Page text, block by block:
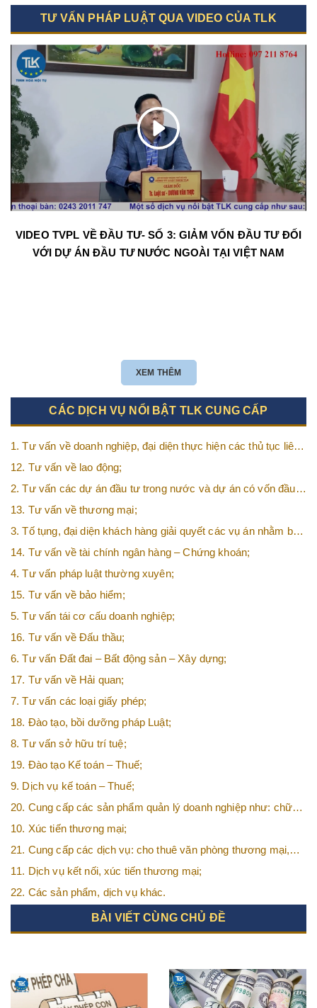
TƯ VẤN PHÁP LUẬT QUA VIDEO CỦA TLK
VIDEO TVPL VỀ ĐẦU TƯ- SỐ 3: GIẢM VỐN ĐẦU TƯ ĐỐI
VỚI DỰ ÁN ĐẦU TƯ NƯỚC NGOÀI TẠI VIỆT NAM
XEM THÊM
CÁC DỊCH VỤ NỔI BẬT TLK CUNG CẤP
1. Tư vấn về doanh nghiệp, đại diện thực hiện các thủ tục liên
quan tới doanh nghiệp;
12. Tư vấn về lao động;
2. Tư vấn các dự án đầu tư trong nước và dự án có vốn đầu
tư nước ngoài (FDI);
13. Tư vấn về thương mại;
3. Tố tụng, đại diện khách hàng giải quyết các vụ án nhằm bảo
vệ tối đa các quyền và lợi ích của khách hàng;
14. Tư vấn về tài chính ngân hàng – Chứng khoán;
4. Tư vấn pháp luật thường xuyên;
15. Tư vấn về bảo hiểm;
5. Tư vấn tái cơ cấu doanh nghiệp;
16. Tư vấn về Đấu thầu;
6. Tư vấn Đất đai – Bất động sản – Xây dựng;
17. Tư vấn về Hải quan;
7. Tư vấn các loại giấy phép;
18. Đào tạo, bồi dưỡng pháp Luật;
8. Tư vấn sở hữu trí tuệ;
19. Đào tạo Kế toán – Thuế;
9. Dịch vụ kế toán – Thuế;
20. Cung cấp các sản phẩm quản lý doanh nghiệp như: chữ
ký số, hóa đơn điện tử, BHXH,…vv
10. Xúc tiến thương mại;
21. Cung cấp các dịch vụ: cho thuê văn phòng thương mại,
văn phòng ảo, văn phòng chia sẻ…vv
11. Dịch vụ kết nối, xúc tiến thương mại;
22. Các sản phẩm, dịch vụ khác.
BÀI VIẾT CÙNG CHỦ ĐỀ